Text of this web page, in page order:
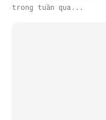
trong tuần qua...